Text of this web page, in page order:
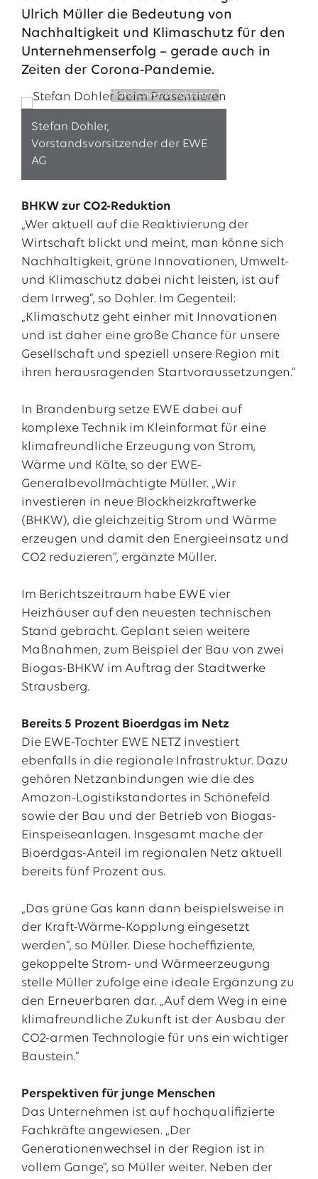
Ulrich Müller die Bedeutung von
Nachhaltigkeit und Klimaschutz für den
Unternehmenserfolg – gerade auch in
Zeiten der Corona-Pandemie.
Foto: Oliver Brückmann
Stefan Dohler,
Vorstandsvorsitzender der EWE
AG
BHKW zur CO2-Reduktion
„Wer aktuell auf die Reaktivierung der
Wirtschaft blickt und meint, man könne sich
Nachhaltigkeit, grüne Innovationen, Umwelt-
und Klimaschutz dabei nicht leisten, ist auf
dem Irrweg“, so Dohler. Im Gegenteil:
„Klimaschutz geht einher mit Innovationen
und ist daher eine große Chance für unsere
Gesellschaft und speziell unsere Region mit
ihren herausragenden Startvoraussetzungen.“
In Brandenburg setze EWE dabei auf
komplexe Technik im Kleinformat für eine
klimafreundliche Erzeugung von Strom,
Wärme und Kälte, so der EWE-
Generalbevollmächtigte Müller. „Wir
investieren in neue Blockheizkraftwerke
(BHKW), die gleichzeitig Strom und Wärme
erzeugen und damit den Energieeinsatz und
CO2 reduzieren“, ergänzte Müller.
Im Berichtszeitraum habe EWE vier
Heizhäuser auf den neuesten technischen
Stand gebracht. Geplant seien weitere
Maßnahmen, zum Beispiel der Bau von zwei
Biogas-BHKW im Auftrag der Stadtwerke
Strausberg.
Bereits 5 Prozent Bioerdgas im Netz
Die EWE-Tochter EWE NETZ investiert
ebenfalls in die regionale Infrastruktur. Dazu
gehören Netzanbindungen wie die des
Amazon-Logistikstandortes in Schönefeld
sowie der Bau und der Betrieb von Biogas-
Einspeiseanlagen. Insgesamt mache der
Bioerdgas-Anteil im regionalen Netz aktuell
bereits fünf Prozent aus.
„Das grüne Gas kann dann beispielsweise in
der Kraft-Wärme-Kopplung eingesetzt
werden“, so Müller. Diese hocheffiziente,
gekoppelte Strom- und Wärmeerzeugung
stelle Müller zufolge eine ideale Ergänzung zu
den Erneuerbaren dar. „Auf dem Weg in eine
klimafreundliche Zukunft ist der Ausbau der
CO2-armen Technologie für uns ein wichtiger
Baustein.“
Perspektiven für junge Menschen
Das Unternehmen ist auf hochqualifizierte
Fachkräfte angewiesen. „Der
Generationenwechsel in der Region ist in
vollem Gange“, so Müller weiter. Neben der